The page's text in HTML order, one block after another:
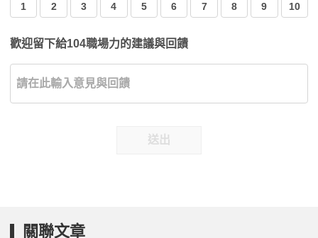
1 2 3 4 5 6 7 8 9 10
歡迎留下給104職場力的建議與回饋
送出
關聯文章